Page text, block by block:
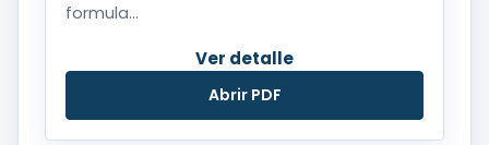
formula...
Ver detalle
Abrir PDF